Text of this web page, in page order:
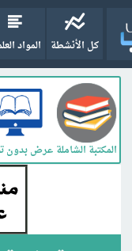
كل الأنشطة المواد
المكتبة الشاملة عرض بدون